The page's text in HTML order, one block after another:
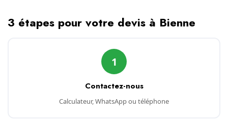
3 étapes pour votre devis à Bienne
1
Contactez-nous
Calculateur, WhatsApp ou téléphone